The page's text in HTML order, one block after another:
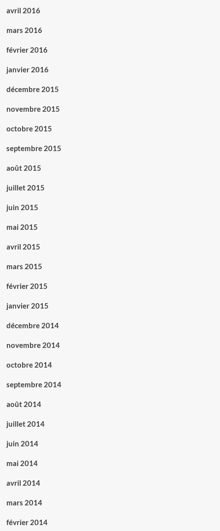
avril 2016
mars 2016
février 2016
janvier 2016
décembre 2015
novembre 2015
octobre 2015
septembre 2015
août 2015
juillet 2015
juin 2015
mai 2015
avril 2015
mars 2015
février 2015
janvier 2015
décembre 2014
novembre 2014
octobre 2014
septembre 2014
août 2014
juillet 2014
juin 2014
mai 2014
avril 2014
mars 2014
février 2014